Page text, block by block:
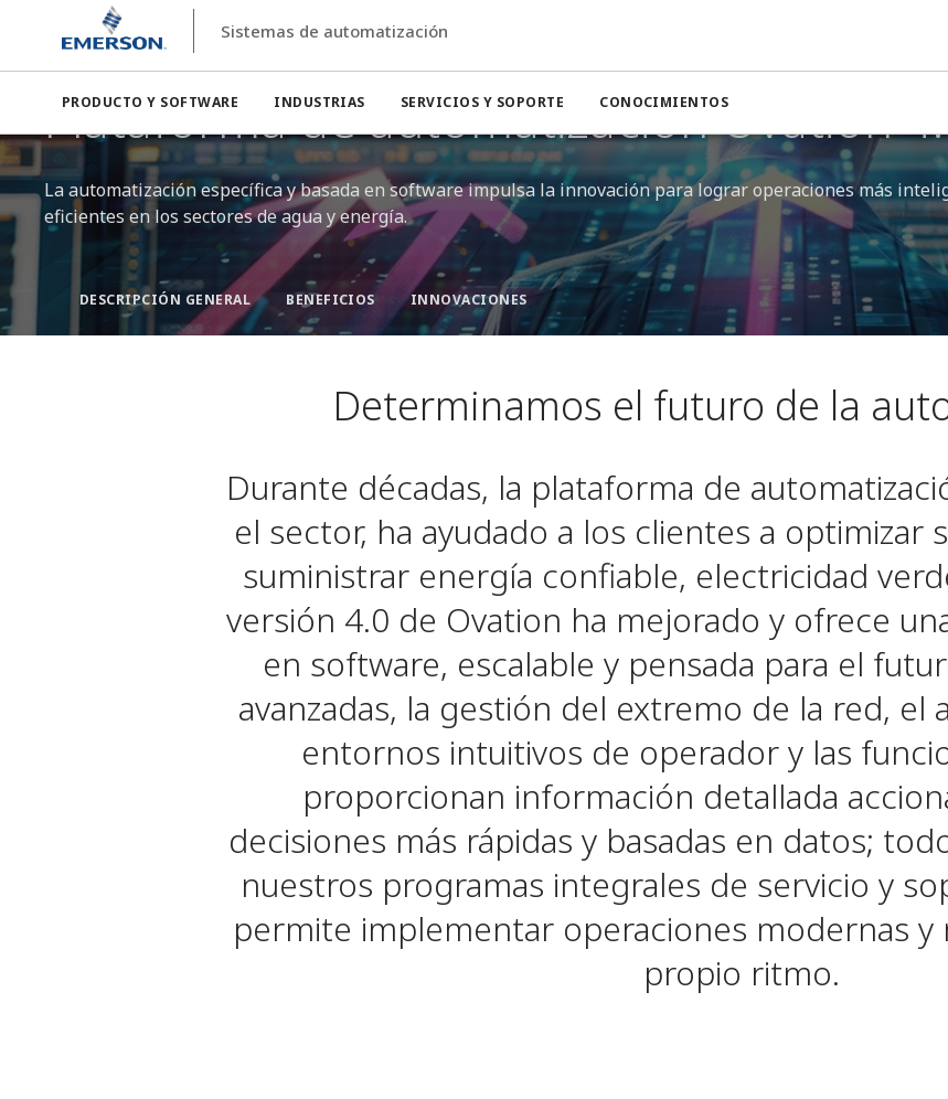
Sistemas de automatización
PRODUCTO Y SOFTWARE INDUSTRIAS SERVICIOS Y SOPORTE CONOCIMIENTOS
Sistemas de automatización
Plataforma de automatización Ovation
La automatización específica y basada en software impulsa la innovación para lograr operaciones más
eficientes en los sectores de agua y energía.
DESCRIPCIÓN GENERAL BENEFICIOS INNOVACIONES
Determinamos el futuro de la
Durante décadas, la plataforma de
el sector, ha ayudado a los clientes a optimizar
suministrar energía confiable, electricidad
versión 4.0 de Ovation ha mejorado y ofrece
en software, escalable y pensada para el
avanzadas, la gestión del extremo de la red, el
entornos intuitivos de operador y las
proporcionan información detallada
decisiones más rápidas y basadas en datos;
nuestros programas integrales de servicio y
permite implementar operaciones modernas y
propio ritmo.